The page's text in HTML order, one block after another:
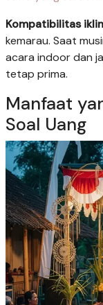
Kompatibilitas
kemarau. Saat
acara indoor dan
tetap prima.
Manfaat
Soal Uang